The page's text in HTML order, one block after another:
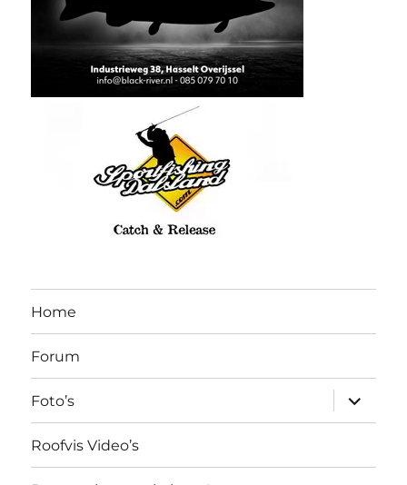
Home
Forum
Foto’s
Roofvis Video’s